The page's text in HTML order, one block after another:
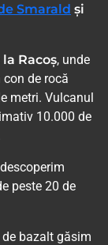
Smarald și
Racoș, unde
de rocă
metri. Vulcanul
10.000 de
peste 20 de
de bazalt găsim